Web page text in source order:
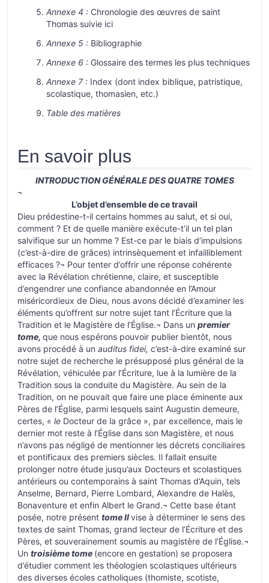
Annexe 4 : Chronologie des œuvres de saint
Thomas suivie ici
Annexe 5 : Bibliographie
Annexe 6 : Glossaire des termes les plus techniques
Annexe 7 : Index (dont index biblique, patristique,
scolastique, thomasien, etc.)
Table des matières
En savoir plus
INTRODUCTION GÉNÉRALE DES QUATRE TOMES
¬
L’objet d’ensemble de ce travail
Dieu prédestine-t-il certains hommes au salut, et si oui,
comment ? Et de quelle manière exécute-t’il un tel plan
salvifique sur un homme ? Est-ce par le biais d’impulsions
(c’est-à-dire de grâces) intrinsèquement et infailliblement
efficaces ?¬ Pour tenter d’offrir une réponse cohérente
avec la Révélation chrétienne, claire, et susceptible
d’engendrer une confiance abandonnée en l’Amour
miséricordieux de Dieu, nous avons décidé d’examiner les
éléments qu’offrent sur notre sujet tant l’Écriture que la
Tradition et le Magistère de l’Église.¬ Dans un premier
tome, que nous espérons pouvoir publier bientôt, nous
avons procédé à un auditus fidei, c’est-à-dire examiné sur
notre sujet de recherche le présupposé plus général de la
Révélation, véhiculée par l’Écriture, lue à la lumière de la
Tradition sous la conduite du Magistère. Au sein de la
Tradition, on ne pouvait que faire une place éminente aux
Pères de l’Église, parmi lesquels saint Augustin demeure,
certes, « le Docteur de la grâce », par excellence, mais le
dernier mot reste à l’Église dans son Magistère, et nous
n’avons pas négligé de mentionner les décrets conciliaires
et pontificaux des premiers siècles. Il fallait ensuite
prolonger notre étude jusqu’aux Docteurs et scolastiques
antérieurs ou contemporains à saint Thomas d’Aquin, tels
Anselme, Bernard, Pierre Lombard, Alexandre de Halès,
Bonaventure et enfin Albert le Grand.¬ Cette base étant
posée, notre présent tome IIvise à déterminer le sens des
textes de saint Thomas, grand lecteur de l’Écriture et des
Pères, et souverainement soumis au magistère de l’Église.¬
Un troisième tome (encore en gestation) se proposera
d’étudier comment les théologien scolastiques ultérieurs
des diverses écoles catholiques (thomiste, scotiste,